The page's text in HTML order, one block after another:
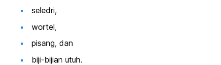
seledri,
wortel,
pisang, dan
biji-bijian utuh.